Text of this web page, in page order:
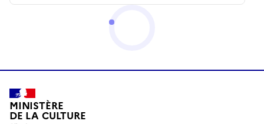
MINISTÈRE
DE LA CULTURE